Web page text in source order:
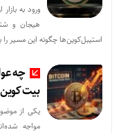
ورود به
هیجان و
استیبل‌کوین‌ها چگونه این مسیر را
چه
بیت
یکی از
مواجه